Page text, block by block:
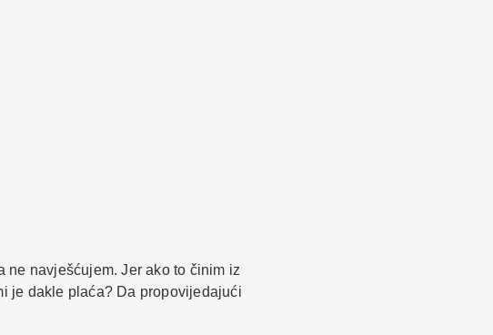
ne navješćujem. Jer ako to činim iz
je dakle plaća? Da propovijedajući